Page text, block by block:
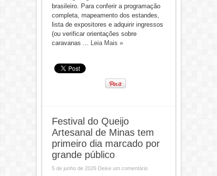
brasileiro. Para conferir a programação
completa, mapeamento dos estandes,
lista de expositores e adquirir ingressos
(ou verificar orientações sobre
caravanas ... Leia Mais »
Festival do Queijo
Artesanal de Minas tem
primeiro dia marcado por
grande público
5 de junho de 2026 Deixe um comentário